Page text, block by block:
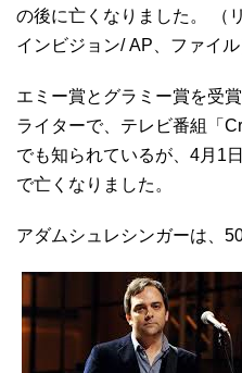
の後に亡くなりました。 （
インビジョン/ AP、ファイル
エミー賞とグラミー賞を受
ライターで、テレビ番組「
でも知られているが、4月1
で亡くなりました。
アダムシュレシンガーは、